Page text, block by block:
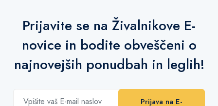
Prijavite se na Živalnikove E-
novice in bodite obveščeni o
najnovejših ponudbah in leglih!
Prijava na E-